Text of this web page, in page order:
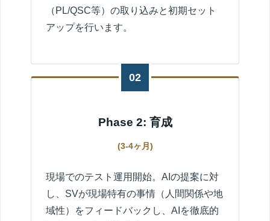
（PL/QSC等）の取り込みと初期セット
アップを行います。
02
Phase 2: 育成
(3-4ヶ月)
現場でのテスト運用開始。AIの提案に対
し、SVが現場特有の事情（人間関係や地
域性）をフィードバックし、AIを徹底的